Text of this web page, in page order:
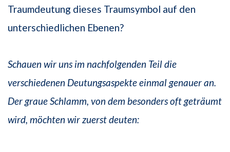
Traumdeutung dieses Traumsymbol auf den
unterschiedlichen Ebenen?
Schauen wir uns im nachfolgenden Teil die
verschiedenen Deutungsaspekte einmal genauer an.
Der graue Schlamm, von dem besonders oft geträumt
wird, möchten wir zuerst deuten: